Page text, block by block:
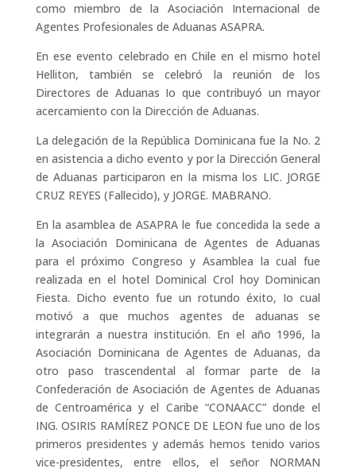
como miembro de la Asociación Internacional de
Agentes Profesionales de Aduanas ASAPRA.
En ese evento celebrado en Chile en el mismo hotel
Helliton, también se celebró la reunión de los
Directores de Aduanas Io que contribuyó un mayor
acercamiento con la Dirección de Aduanas.
La delegación de la República Dominicana fue la No. 2
en asistencia a dicho evento y por la Dirección General
de Aduanas participaron en Ia misma los LIC. JORGE
CRUZ REYES (Fallecido), y JORGE. MABRANO.
En la asamblea de ASAPRA le fue concedida la sede a
la Asociación Dominicana de Agentes de Aduanas
para el próximo Congreso y Asamblea la cual fue
realizada en el hotel Dominical Crol hoy Dominican
Fiesta. Dicho evento fue un rotundo éxito, Io cual
motivó a que muchos agentes de aduanas se
integrarán a nuestra institución. En el año 1996, la
Asociación Dominicana de Agentes de Aduanas, da
otro paso trascendental al formar parte de Ia
Confederación de Asociación de Agentes de Aduanas
de Centroamérica y el Caribe “CONAACC” donde el
ING. OSIRIS RAMÍREZ PONCE DE LEON fue uno de los
primeros presidentes y además hemos tenido varios
vice-presidentes, entre ellos, el señor NORMAN